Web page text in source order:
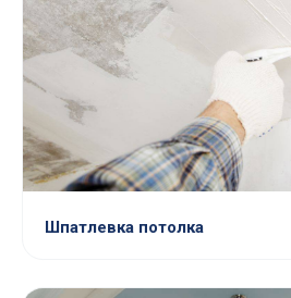
Шпатлевка потолка